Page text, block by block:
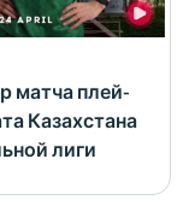
матча плей-
Казахстана
лиги